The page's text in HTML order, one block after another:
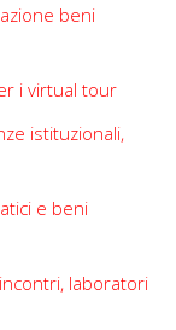
beni
i virtual tour
istituzionali,
e beni
laboratori